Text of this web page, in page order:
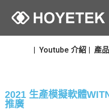
| Youtube 介紹 | 產
2021 生產模擬軟體
推廣